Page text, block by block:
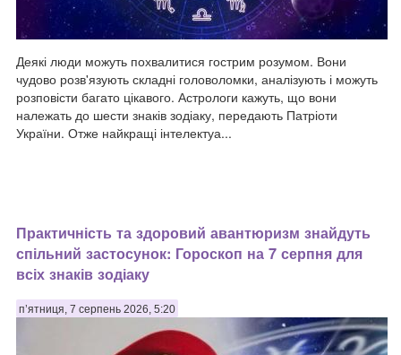
Деякі люди можуть похвалитися гострим розумом. Вони
чудово розв'язують складні головоломки, аналізують і можуть
розповісти багато цікавого. Астрологи кажуть, що вони
належать до шести знаків зодіаку, передають Патріоти
України. Отже найкращі інтелектуа...
Практичність та здоровий авантюризм знайдуть
спільний застосунок: Гороскоп на 7 серпня для
всіх знаків зодіаку
п’ятниця, 7 серпень 2026, 5:20